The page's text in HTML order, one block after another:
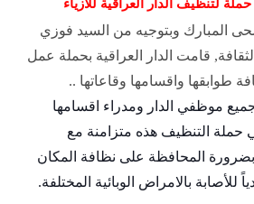
لتنظيف الدار العراقية للأزياء
المبارك وبتوجيه من السيد فوزي
قامت الدار العراقية بحملة عمل
طوابقها واقسامها وقاعاتها ..
موظفي الدار ومدراء اقسامها
حملة التنظيف هذه متزامنة مع
المحافظة على نظافة المكان
للأصابة بالامراض الوبائية المختلفة.